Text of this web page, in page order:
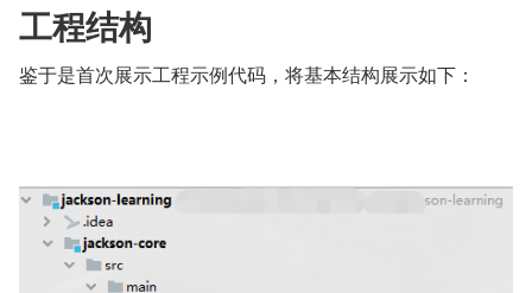
工程结构
鉴于是首次展示工程示例代码，将基本结构展示如下：